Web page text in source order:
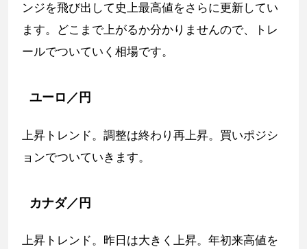
ンジを飛び出して史上最高値をさらに更新してい
ます。どこまで上がるか分かりませんので、トレ
ールでついていく相場です。
ユーロ／円
上昇トレンド。調整は終わり再上昇。買いポジシ
ョンでついていきます。
カナダ／円
上昇トレンド。昨日は大きく上昇。年初来高値を